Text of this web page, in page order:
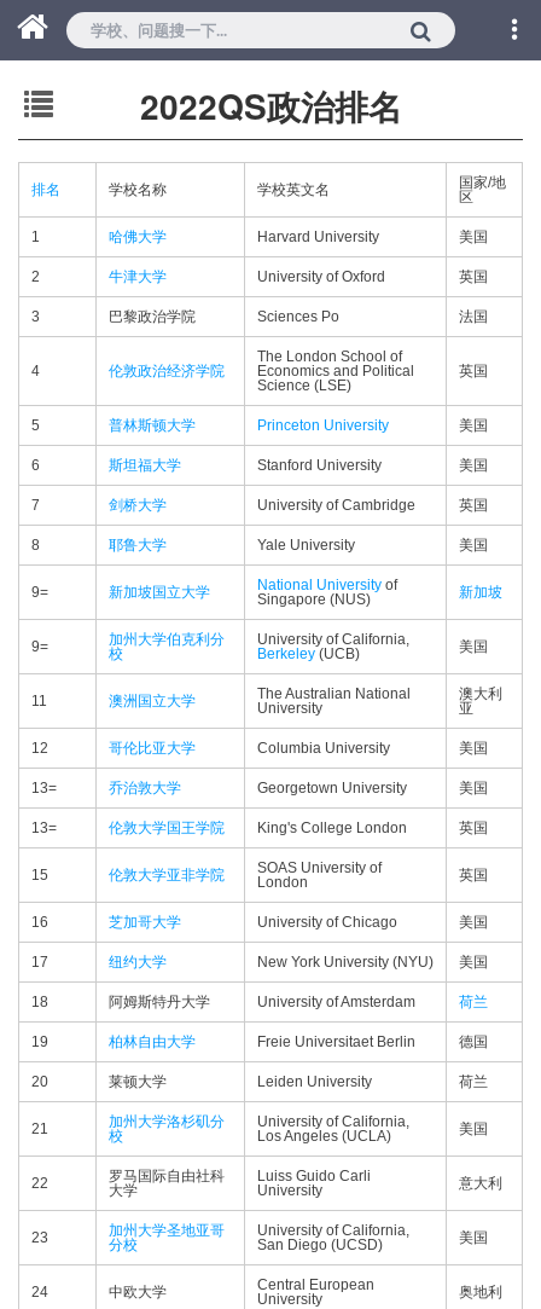
2022QS政治排名
排名 学校名称 学校英文名
国家/地
区
1 哈佛大学 Harvard University 美国
2 牛津大学 University of Oxford 英国
3 巴黎政治学院 Sciences Po 法国
4 伦敦政治经济学院
The London School of
Economics and Political
Science (LSE)
英国
5 普林斯顿大学 Princeton University 美国
6 斯坦福大学 Stanford University 美国
7 剑桥大学 University of Cambridge 英国
8 耶鲁大学 Yale University 美国
9= 新加坡国立大学 National University of
Singapore (NUS)
新加坡
9=
加州大学伯克利分
校
University of California,
Berkeley (UCB) 美国
11 澳洲国立大学
The Australian National
University
澳大利
亚
12 哥伦比亚大学 Columbia University 美国
13= 乔治敦大学 Georgetown University 美国
13= 伦敦大学国王学院 King's College London 英国
15 伦敦大学亚非学院
SOAS University of
London
英国
16 芝加哥大学 University of Chicago 美国
17 纽约大学 New York University (NYU) 美国
18 阿姆斯特丹大学 University of Amsterdam 荷兰
19 柏林自由大学 Freie Universitaet Berlin 德国
20 莱顿大学 Leiden University 荷兰
21
加州大学洛杉矶分
校
University of California,
Los Angeles (UCLA)
美国
22
罗马国际自由社科
大学
Luiss Guido Carli
University
意大利
23
加州大学圣地亚哥
分校
University of California,
San Diego (UCSD)
美国
24 中欧大学
Central European
University
奥地利